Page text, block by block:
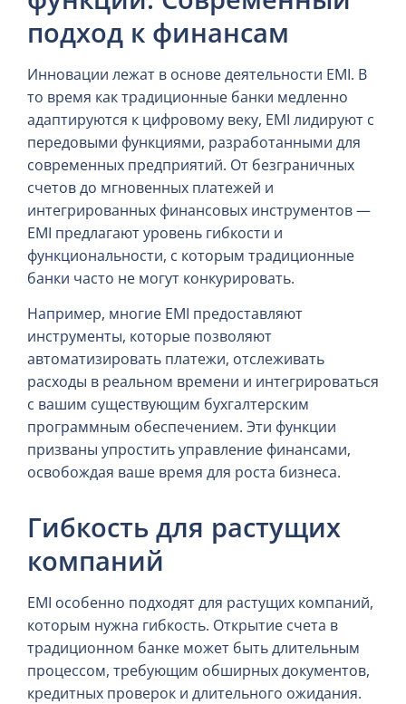
подход к финансам
Инновации лежат в основе деятельности EMI. В
то время как традиционные банки медленно
адаптируются к цифровому веку, EMI лидируют с
передовыми функциями, разработанными для
современных предприятий. От безграничных
счетов до мгновенных платежей и
интегрированных финансовых инструментов —
EMI предлагают уровень гибкости и
функциональности, с которым традиционные
банки часто не могут конкурировать.
Например, многие EMI предоставляют
инструменты, которые позволяют
автоматизировать платежи, отслеживать
расходы в реальном времени и интегрироваться
с вашим существующим бухгалтерским
программным обеспечением. Эти функции
призваны упростить управление финансами,
освобождая ваше время для роста бизнеса.
Гибкость для растущих
компаний
EMI особенно подходят для растущих компаний,
которым нужна гибкость. Открытие счета в
традиционном банке может быть длительным
процессом, требующим обширных документов,
кредитных проверок и длительного ожидания.